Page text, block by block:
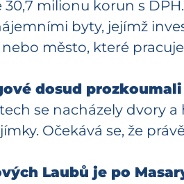
30,7 milionu korun s
byty, jejímž
město, které
dosud
se nacházely dvory
Očekává se, že
Laubů je po